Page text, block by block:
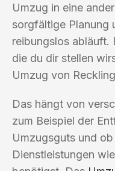
Umzug in eine
sorgfältige Planung
reibungslos abläuft.
die du dir stellen
Umzug von
Das hängt von
zum Beispiel der
Umzugsguts und
Dienstleistungen